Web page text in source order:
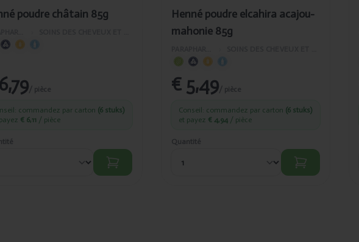
poudre châtain 85g
/ pièce
commandez par carton (6 stuks)
€ 6,11 / pièce
Henné poudre elcahira acajou-
mahonie 85g
€ 5,49/ pièce
Conseil: commandez par carton (6 stuks)
et payez € 4,94 / pièce
Quantité